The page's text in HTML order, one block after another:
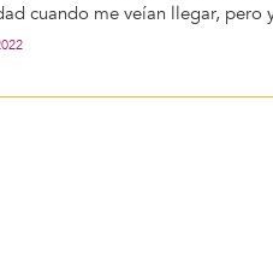
cuando me veían llegar, pero